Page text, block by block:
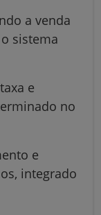
a venda
sistema
e
no
e
integrado